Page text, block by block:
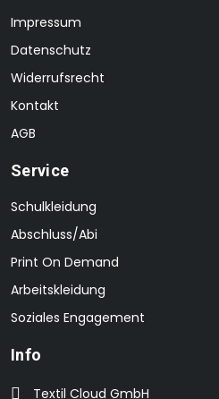
Impressum
Datenschutz
Widerrufsrecht
Kontakt
AGB
Service
Schulkleidung
Abschluss/Abi
Print On Demand
Arbeitskleidung
Soziales Engagement
Info
Textil Cloud GmbH